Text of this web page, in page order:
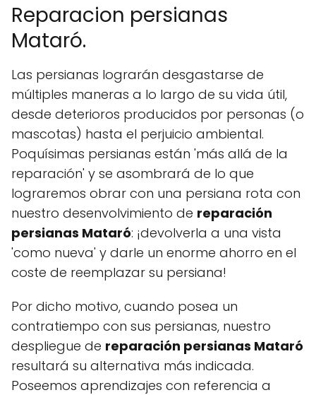
Reparacion persianas
Mataró.
Las persianas lograrán desgastarse de
múltiples maneras a lo largo de su vida útil,
desde deterioros producidos por personas (o
mascotas) hasta el perjuicio ambiental.
Poquísimas persianas están 'más allá de la
reparación' y se asombrará de lo que
lograremos obrar con una persiana rota con
nuestro desenvolvimiento de reparación
persianas Mataró: ¡devolverla a una vista
'como nueva' y darle un enorme ahorro en el
coste de reemplazar su persiana!
Por dicho motivo, cuando posea un
contratiempo con sus persianas, nuestro
despliegue de reparación persianas Mataró
resultará su alternativa más indicada.
Poseemos aprendizajes con referencia a